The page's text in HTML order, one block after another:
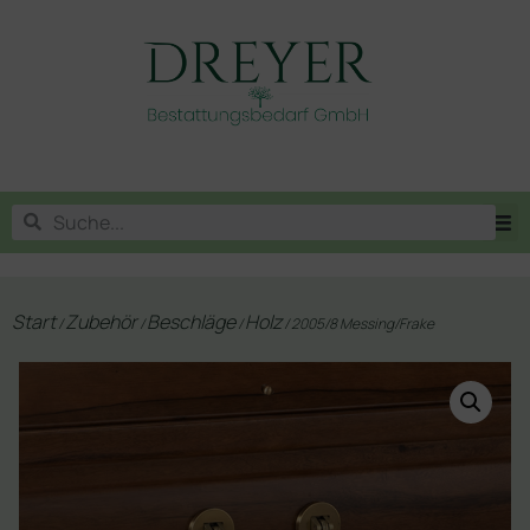
Start/Zubehör/Beschläge/Holz/ 2005/8 Messing/Frake